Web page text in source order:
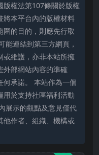
版權法第107條關於版權
將本平台內的版權材料
的目的，則應先行取
能連結到第三方網頁，
或維護，亦非本站所擁
外部網站內容的準確
何承諾。 本站作為一個
用於支持社區福利活動
展示的觀點及意見僅代
他作者、組織、機構或